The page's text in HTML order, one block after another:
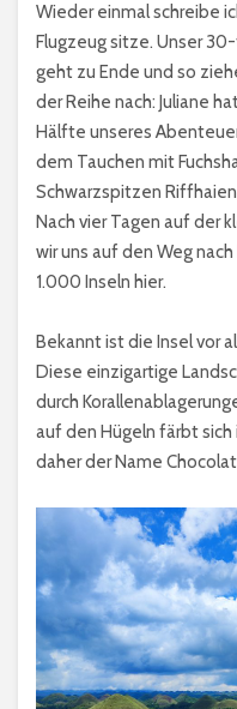
Wieder einmal schreibe
Flugzeug sitze. Unser
geht zu Ende und so
der Reihe nach: Juliane
Hälfte unseres
dem Tauchen mit
Schwarzspitzen
Nach vier Tagen auf der
wir uns auf den Weg
1.000 Inseln hier.
Bekannt ist die Insel vor
Diese einzigartige
durch
auf den Hügeln färbt
daher der Name